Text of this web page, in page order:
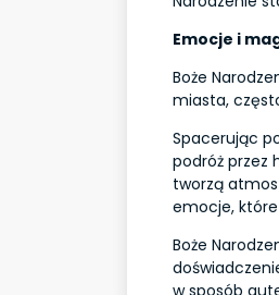
Emocje i
Boże
miasta,
Spacerując
podróż przez
tworzą
emocje,
Boże
w sposób